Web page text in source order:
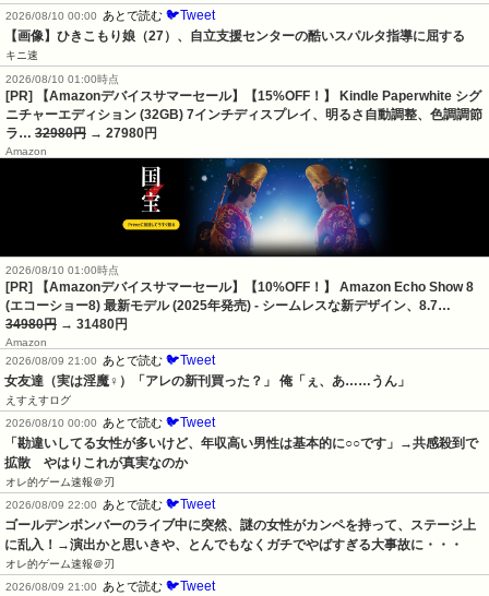
2026/08/10 00:00 あとで読む 🐦Tweet
【画像】ひきこもり娘（27）、自立支援センターの酷いスパルタ指導に屈する
キニ速
2026/08/10 01:00時点
[PR] 【Amazonデバイスサマーセール】【15%OFF！】 Kindle Paperwhite シグ
ニチャーエディション (32GB) 7インチディスプレイ、明るさ自動調整、色調調節
ラ… 32980円 → 27980円
Amazon
2026/08/10 01:00時点
[PR] 【Amazonデバイスサマーセール】【10%OFF！】 Amazon Echo Show 8
(エコーショー8) 最新モデル (2025年発売) - シームレスな新デザイン、8.7…
34980円 → 31480円
Amazon
2026/08/09 21:00
あとで読む 🐦Tweet
女友達（実は淫魔♀）「アレの新刊買った？」 俺「ぇ、あ……うん」
えすえすログ
2026/08/10 00:00
あとで読む 🐦Tweet
「勘違いしてる女性が多いけど、年収高い男性は基本的に○○です」→共感殺到で
拡散　やはりこれが真実なのか
オレ的ゲーム速報＠刃
2026/08/09 22:00
あとで読む 🐦Tweet
ゴールデンボンバーのライブ中に突然、謎の女性がカンペを持って、ステージ上
に乱入！→演出かと思いきや、とんでもなくガチでやばすぎる大事故に・・・
オレ的ゲーム速報＠刃
2026/08/09 21:00
あとで読む 🐦Tweet